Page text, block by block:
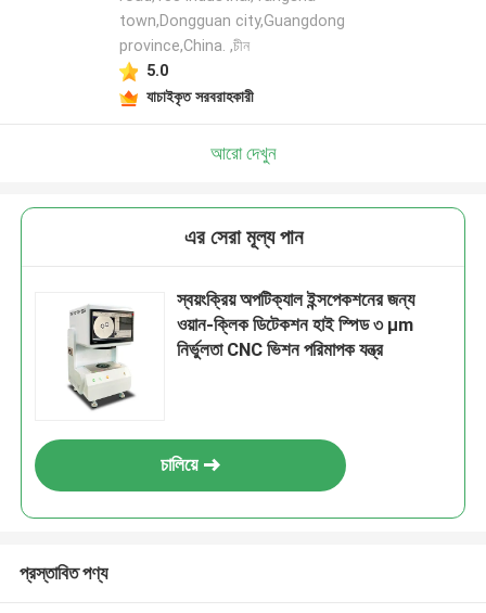
town,Dongguan city,Guangdong
province,China. ,চীন
5.0
যাচাইকৃত সরবরাহকারী
আরো দেখুন
এর সেরা মূল্য পান
স্বয়ংক্রিয় অপটিক্যাল ইন্সপেকশনের জন্য
ওয়ান-ক্লিক ডিটেকশন হাই স্পিড ৩ μm
নির্ভুলতা CNC ভিশন পরিমাপক যন্ত্র
চালিয়ে
প্রস্তাবিত পণ্য